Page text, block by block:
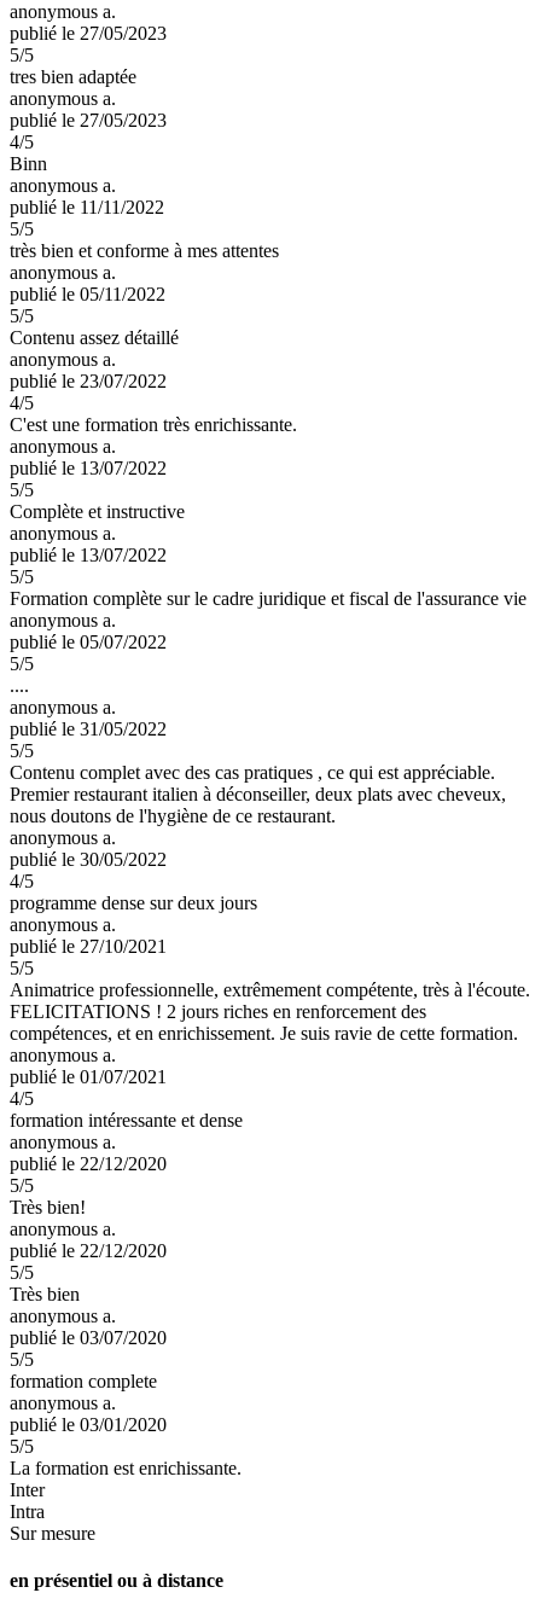
anonymous a.
publié le 27/05/2023
5/5
tres bien adaptée
anonymous a.
publié le 27/05/2023
4/5
Binn
anonymous a.
publié le 11/11/2022
5/5
très bien et conforme à mes attentes
anonymous a.
publié le 05/11/2022
5/5
Contenu assez détaillé
anonymous a.
publié le 23/07/2022
4/5
C'est une formation très enrichissante.
anonymous a.
publié le 13/07/2022
5/5
Complète et instructive
anonymous a.
publié le 13/07/2022
5/5
Formation complète sur le cadre juridique et fiscal de l'assurance vie
anonymous a.
publié le 05/07/2022
5/5
....
anonymous a.
publié le 31/05/2022
5/5
Contenu complet avec des cas pratiques , ce qui est appréciable.
Premier restaurant italien à déconseiller, deux plats avec cheveux,
nous doutons de l'hygiène de ce restaurant.
anonymous a.
publié le 30/05/2022
4/5
programme dense sur deux jours
anonymous a.
publié le 27/10/2021
5/5
Animatrice professionnelle, extrêmement compétente, très à l'écoute.
FELICITATIONS ! 2 jours riches en renforcement des
compétences, et en enrichissement. Je suis ravie de cette formation.
anonymous a.
publié le 01/07/2021
4/5
formation intéressante et dense
anonymous a.
publié le 22/12/2020
5/5
Très bien!
anonymous a.
publié le 22/12/2020
5/5
Très bien
anonymous a.
publié le 03/07/2020
5/5
formation complete
anonymous a.
publié le 03/01/2020
5/5
La formation est enrichissante.
Inter
Intra
Sur mesure
en présentiel ou à distance